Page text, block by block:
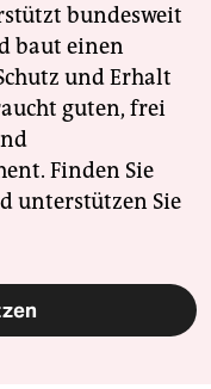
bundesweit
baut einen
und Erhalt
guten, frei
Finden Sie
unterstützen Sie